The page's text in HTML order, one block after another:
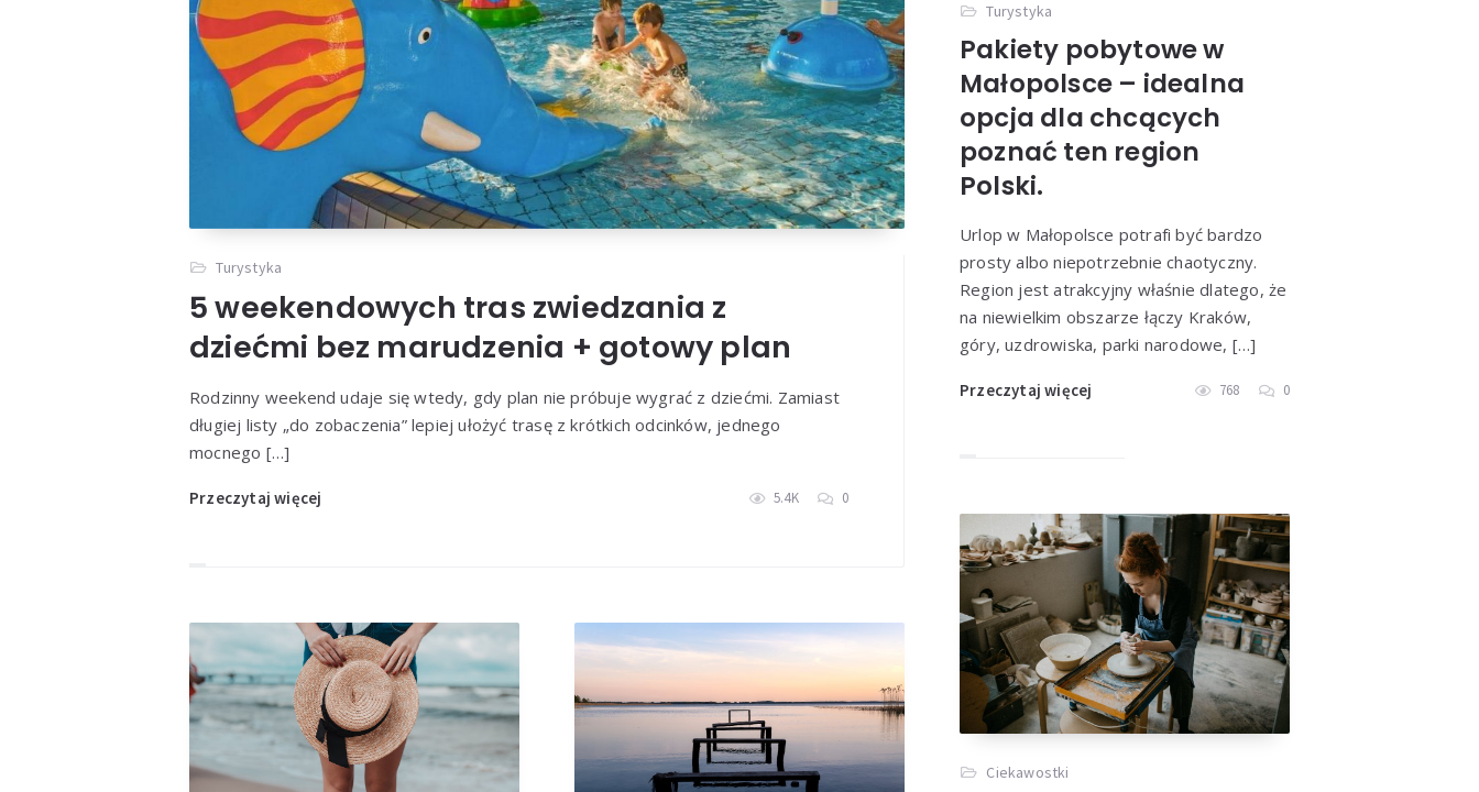
RodzinnePodróże 13 marca, 2025 Ciekawostki
Tradycyjne rzemiosło Podlasia – bogactwo
RodzinnePodróże 12 lutego, 2025 Miejsca
Wyjazd z dziećmi nad polskie morze –
przegląd nadmorskich miejsowości
Przeczytaj więcej
Turystyka
5 weekendowych tras zwiedzania z
dziećmi bez marudzenia + gotowy plan
Rodzinny weekend udaje się wtedy, gdy plan nie próbuje wygrać z dziećmi. Zamiast
długiej listy „do zobaczenia” lepiej ułożyć trasę z krótkich odcinków, jednego
mocnego […]
Przeczytaj więcej 5.4K 0
Turystyka
Pakiety pobytowe w
Małopolsce – idealna
opcja dla chcących
poznać ten region
Polski.
Urlop w Małopolsce potrafi być bardzo
prosty albo niepotrzebnie chaotyczny.
Region jest atrakcyjny właśnie dlatego, że
na niewielkim obszarze łączy Kraków,
góry, uzdrowiska, parki narodowe, […]
Przeczytaj więcej 768 0
Ciekawostki